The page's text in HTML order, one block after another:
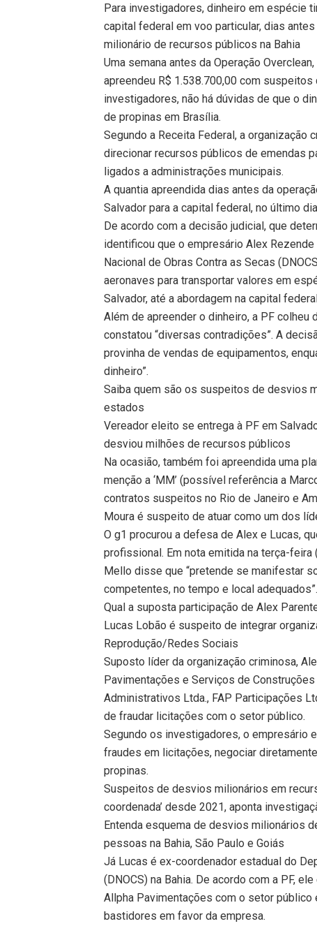
Para investigadores, dinheiro em espécie
capital federal em voo particular, dias
milionário de recursos públicos na Bahia
Uma semana antes da Operação
apreendeu R$ 1.538.700,00 com
investigadores, não há dúvidas de que o
de propinas em Brasília.
Segundo a Receita Federal, a organização
direcionar recursos públicos de emendas
ligados a administrações municipais.
A quantia apreendida dias antes da
Salvador para a capital federal, no último
De acordo com a decisão judicial, que
identificou que o empresário Alex
Nacional de Obras Contra as Secas
aeronaves para transportar valores em
Salvador, até a abordagem na capital
Além de apreender o dinheiro, a PF
constatou “diversas contradições”. A
provinha de vendas de equipamentos,
dinheiro”.
Saiba quem são os suspeitos de desvios
estados
Vereador eleito se entrega à PF em
desviou milhões de recursos públicos
Na ocasião, também foi apreendida uma
menção a ‘MM’ (possível referência a
contratos suspeitos no Rio de Janeiro e
Moura é suspeito de atuar como um dos
O g1 procurou a defesa de Alex e Lucas,
profissional. Em nota emitida na terça-
Mello disse que “pretende se manifestar
competentes, no tempo e local adequados”.
Qual a suposta participação de Alex
Lucas Lobão é suspeito de integrar
Reprodução/Redes Sociais
Suposto líder da organização criminosa,
Pavimentações e Serviços de
Administrativos Ltda., FAP Participações
de fraudar licitações com o setor público.
Segundo os investigadores, o empresário
fraudes em licitações, negociar
propinas.
Suspeitos de desvios milionários em
coordenada’ desde 2021, aponta
Entenda esquema de desvios milionários
pessoas na Bahia, São Paulo e Goiás
Já Lucas é ex-coordenador estadual do
(DNOCS) na Bahia. De acordo com a PF,
Allpha Pavimentações com o setor público
bastidores em favor da empresa.